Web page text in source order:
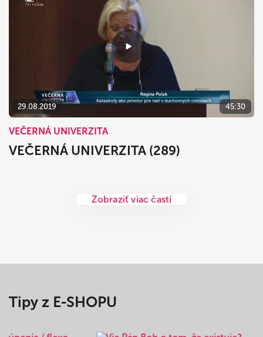
29.08.2019 45:30
VEČERNÁ UNIVERZITA
VEČERNÁ UNIVERZITA (289)
Zobraziť viac častí
Tipy z E-SHOPU